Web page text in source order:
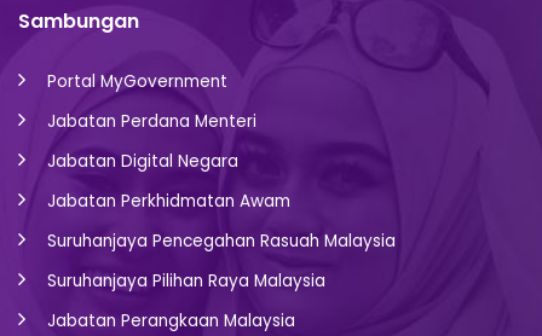
Sambungan
Portal MyGovernment
Jabatan Perdana Menteri
Jabatan Digital Negara
Jabatan Perkhidmatan Awam
Suruhanjaya Pencegahan Rasuah Malaysia
Suruhanjaya Pilihan Raya Malaysia
Jabatan Perangkaan Malaysia